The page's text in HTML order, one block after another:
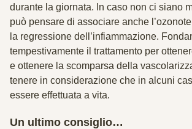
durante la giornata. In caso non ci siano
può pensare di associare anche
la regressione dell’infiammazione.
tempestivamente il trattamento per
e ottenere la scomparsa della
tenere in considerazione che in alcuni
essere effettuata a vita.
Un ultimo consiglio…